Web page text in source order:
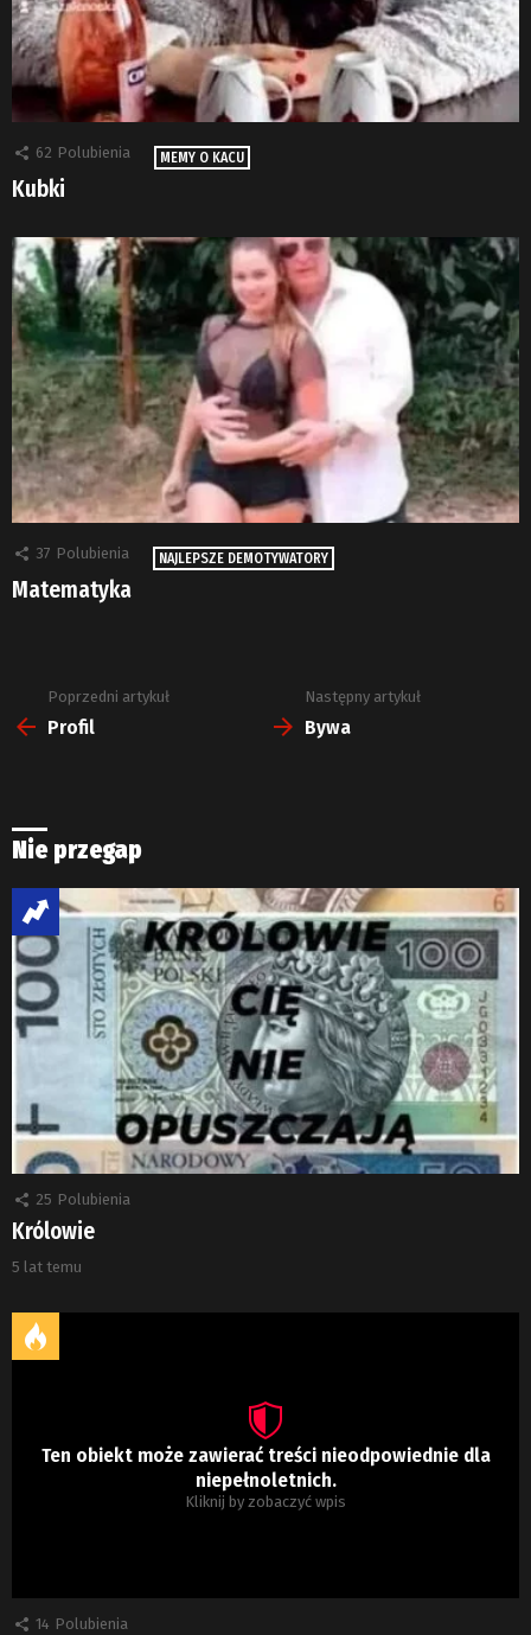
62 Polubienia MEMY O KACU
Kubki
37 Polubienia NAJLEPSZE DEMOTYWATORY
Matematyka
Zobacz
więcej
Poprzedni artykuł
Profil
Następny artykuł
Bywa
Nie przegap
25 Polubienia
Królowie
5 lat temu
Ten obiekt może zawierać treści nieodpowiednie dla
niepełnoletnich.
Kliknij by zobaczyć wpis
14 Polubienia